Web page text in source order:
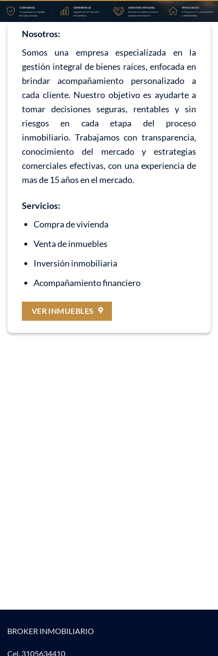
Nosotros:
Somos una empresa especializada en la
gestión integral de bienes raíces, enfocada en
brindar acompañamiento personalizado a
cada cliente. Nuestro objetivo es ayudarte a
tomar decisiones seguras, rentables y sin
riesgos en cada etapa del proceso
inmobiliario. Trabajamos con transparencia,
conocimiento del mercado y estrategias
comerciales efectivas, con una experiencia de
mas de 15 años en el mercado.
Servicios:
Compra de vivienda
Venta de inmuebles
Inversión inmobiliaria
Acompañamiento financiero
VER INMUEBLES
BROKER INMOBILIARIO
Cel. 3105634410